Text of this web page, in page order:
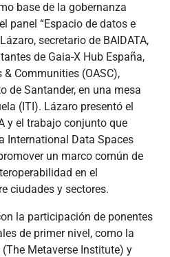
base de la gobernanza
panel “Espacio de datos e
secretario de BAIDATA,
de Gaia-X Hub España,
& Communities (OASC),
de Santander, en una mesa
(ITI). Lázaro presentó el
y el trabajo conjunto que
International Data Spaces
un marco común de
en el
ciudades y sectores.
la participación de ponentes
de primer nivel, como la
Metaverse Institute) y